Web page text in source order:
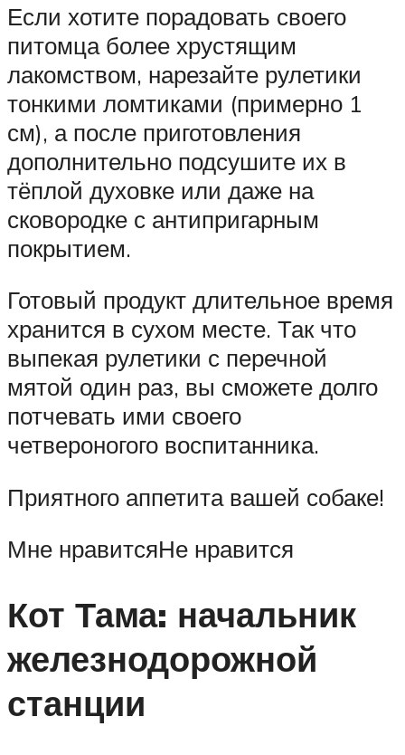
Если хотите порадовать своего
питомца более хрустящим
лакомством, нарезайте рулетики
тонкими ломтиками (примерно 1
см), а после приготовления
дополнительно подсушите их в
тёплой духовке или даже на
сковородке с антипригарным
покрытием.
Готовый продукт длительное время
хранится в сухом месте. Так что
выпекая рулетики с перечной
мятой один раз, вы сможете долго
потчевать ими своего
четвероногого воспитанника.
Приятного аппетита вашей собаке!
Мне нравитсяНе нравится
Кот Тама: начальник
железнодорожной
станции